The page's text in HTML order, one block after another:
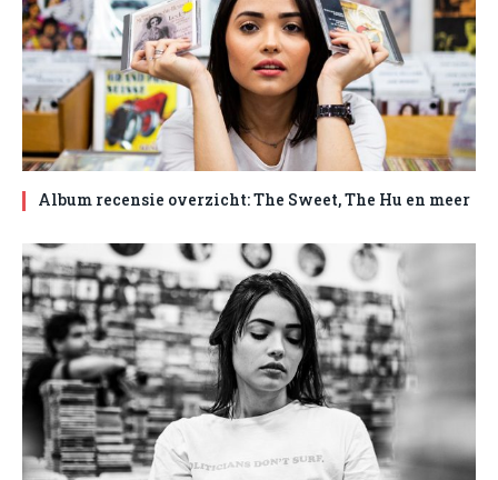
Album recensie overzicht: The Sweet, The Hu en meer